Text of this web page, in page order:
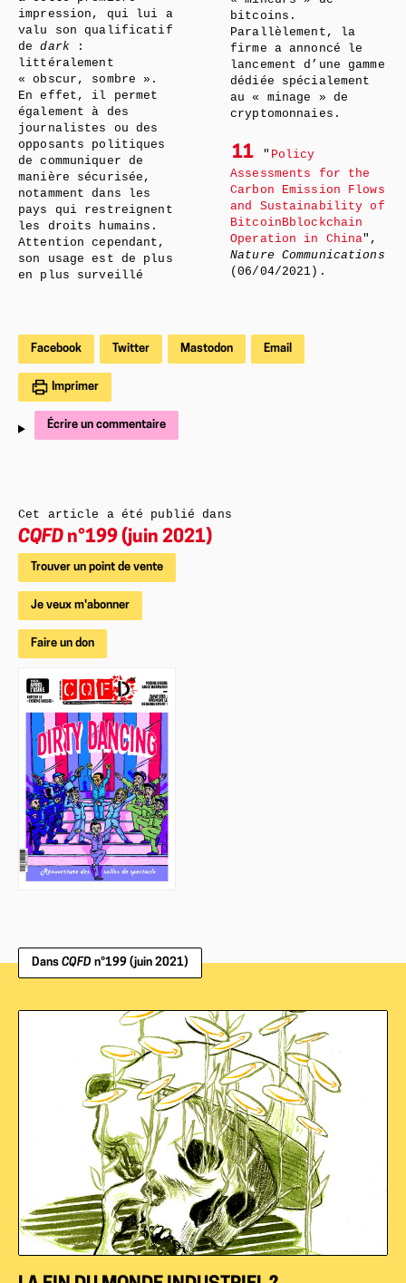
impression, qui lui a
valu son qualificatif
dedark:
littéralement
« obscur, sombre ».
En effet, il permet
également à des
journalistes ou des
opposants politiques
de communiquer de
manière sécurisée,
notamment dans les
pays qui restreignent
les droits humains.
Attention cependant,
son usage est de plus
en plus surveillé
bitcoins.
Parallèlement, la
firme a annoncé le
lancement d’une gamme
dédiée spécialement
au « minage » de
cryptomonnaies.
11 " Policy
Assessments for the
Carbon Emission Flows
and Sustainability of
BitcoinBblockchain
Operation in China",
Nature Communications
(06/04/2021).
Facebook Twitter Mastodon Email
Imprimer
Écrire un commentaire
Cet article a été publié dans
CQFD n°199 (juin 2021)
Trouver un point de vente
Je veux m'abonner
Faire un don
Dans CQFD n°199 (juin 2021)